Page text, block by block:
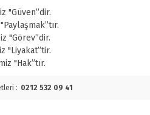
"Güven”dir.
"Görev”dir.
"Liyakat”tir.
"Hak”tır.
: 0212 532 09 41